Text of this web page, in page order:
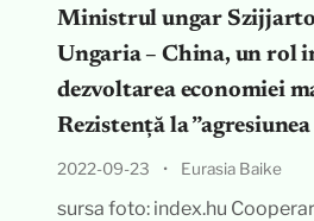
Ministrul ungar
Ungaria – China, un rol
dezvoltarea economiei
Rezistență la
2022-09-23 • Eurasia Baike
sursa foto: index.hu